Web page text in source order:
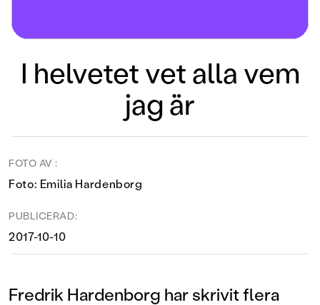
I helvetet vet alla vem
jag är
FOTO AV :
Foto: Emilia Hardenborg
PUBLICERAD:
2017-10-10
Fredrik Hardenborg har skrivit flera